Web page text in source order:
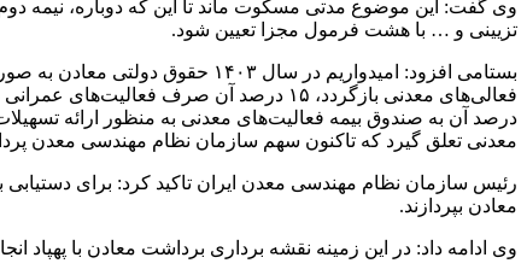
تزیینی و … با هشت فرمول مجزا تعیین شود.
درصد آن به صندوق بیمه فعالیت‌های معدنی به منظور ارائه
معدنی تعلق گیرد که تاکنون سهم سازمان نظام مهندسی معدن
رئیس سازمان نظام مهندسی معدن ایران تاکید کرد: برای دستیابی
معادن بپردازند.
وی ادامه داد: در این زمینه نقشه برداری برداشت معادن با